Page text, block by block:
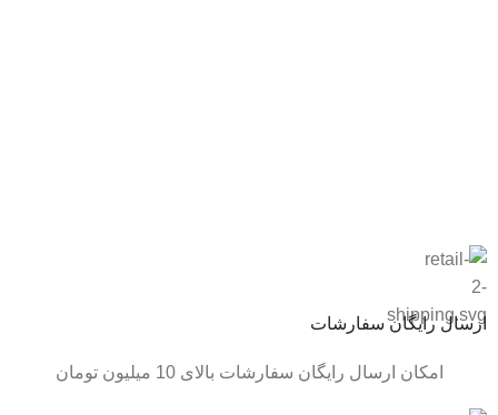
ارسال رایگان سفارشات
امکان ارسال رایگان سفارشات بالای 10 میلیون تومان